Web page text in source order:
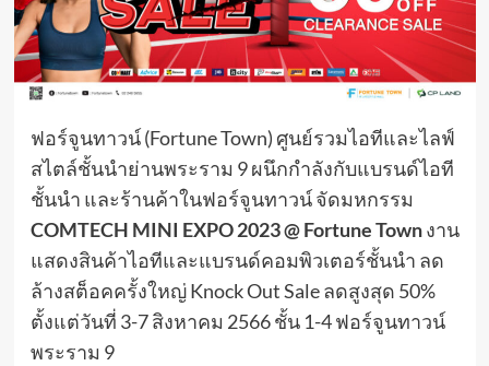
ฟอร์จูนทาวน์ (Fortune Town) ศูนย์รวมไอทีและไลฟ์
สไตล์ชั้นนำย่านพระราม 9 ผนึกกำลังกับแบรนด์ไอที
ชั้นนำ และร้านค้าในฟอร์จูนทาวน์ จัดมหกรรม
COMTECH MINI EXPO 2023 @ Fortune Townงาน
แสดงสินค้าไอทีและแบรนด์คอมพิวเตอร์ชั้นนำ ลด
ล้างสต็อคครั้งใหญ่ Knock Out Sale ลดสูงสุด 50%
ตั้งแต่วันที่ 3-7 สิงหาคม 2566 ชั้น 1-4 ฟอร์จูนทาวน์
พระราม 9